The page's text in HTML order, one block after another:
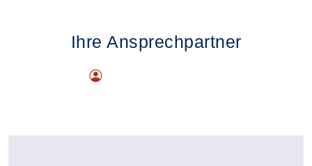
Ihre Ansprechpartner